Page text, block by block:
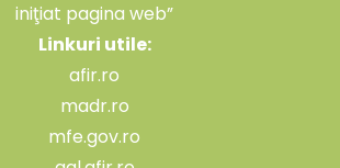
iniţiat pagina web”
Linkuri utile:
afir.ro
madr.ro
mfe.gov.ro